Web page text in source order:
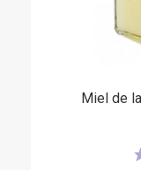
Miel de